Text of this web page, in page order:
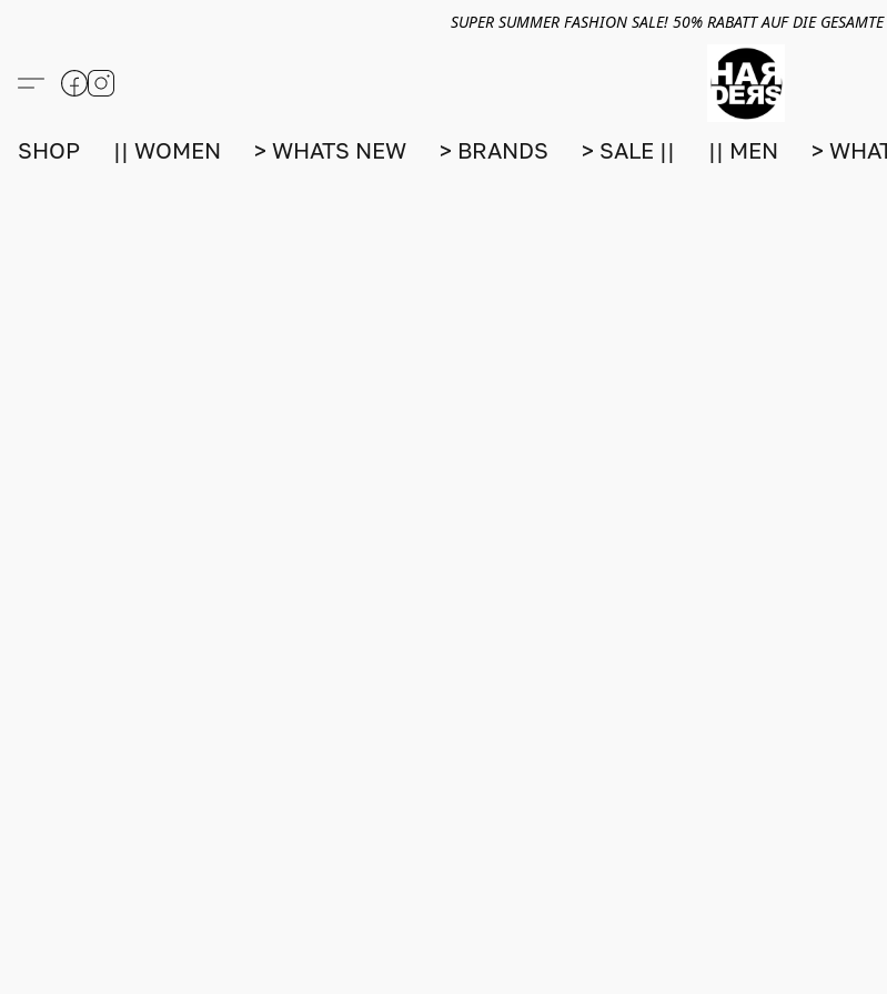
SUPER SUMMER FASHION SALE! 50% RABATT AUF DIE
SHOP || WOMEN > WHATS NEW > BRANDS > SALE || || MEN >